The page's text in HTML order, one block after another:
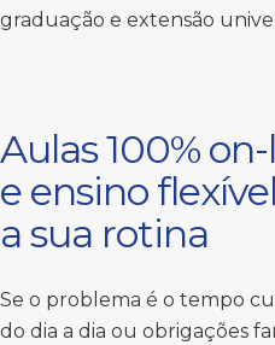
graduação e extensão
Aulas 100%
e ensino
a sua rotina
Se o problema é o tempo
do dia a dia ou obrigações